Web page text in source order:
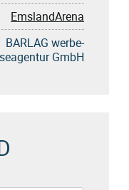
EmslandArena
BARLAG werbe-
GmbH